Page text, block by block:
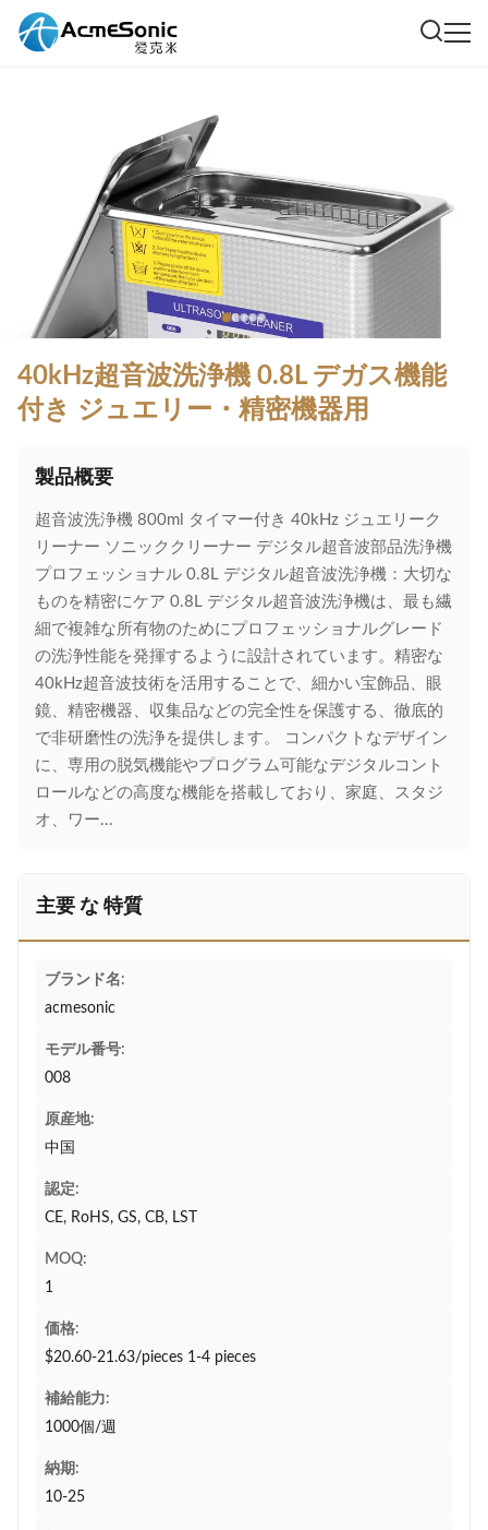
40kHz超音波洗浄機 0.8L デガス機能
付き ジュエリー・精密機器用
製品概要
超音波洗浄機 800ml タイマー付き 40kHz ジュエリーク
リーナー ソニッククリーナー デジタル超音波部品洗浄機
プロフェッショナル 0.8L デジタル超音波洗浄機：大切な
ものを精密にケア 0.8L デジタル超音波洗浄機は、最も繊
細で複雑な所有物のためにプロフェッショナルグレード
の洗浄性能を発揮するように設計されています。精密な
40kHz超音波技術を活用することで、細かい宝飾品、眼
鏡、精密機器、収集品などの完全性を保護する、徹底的
で非研磨性の洗浄を提供します。 コンパクトなデザイン
に、専用の脱気機能やプログラム可能なデジタルコント
ロールなどの高度な機能を搭載しており、家庭、スタジ
オ、ワー...
主要 な 特質
ブランド名:
acmesonic
モデル番号:
008
原産地:
中国
認定:
CE, RoHS, GS, CB, LST
MOQ:
1
価格:
$20.60-21.63/pieces 1-4 pieces
補給能力:
1000個/週
納期:
10-25